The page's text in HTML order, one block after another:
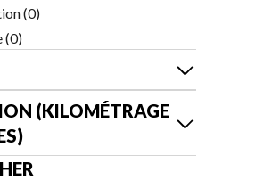
(0)
(0)
(KILOMÉTRAGE